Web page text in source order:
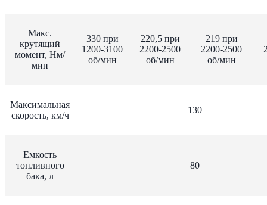
Макс.
крутящий
момент, Нм/
мин
330 при
1200-3100
об/мин
220,5 при
2200-2500
об/мин
219 при
2200-2500
об/мин
Максимальная
скорость, км/ч
130
Емкость
топливного
бака, л
80